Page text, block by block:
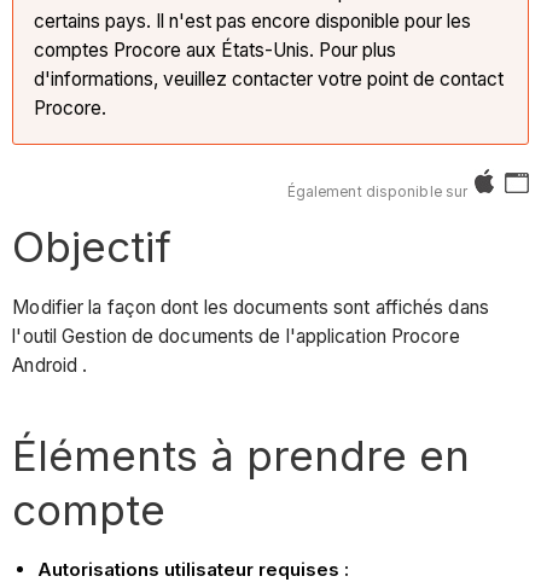
certains pays. Il n'est pas encore disponible pour les
comptes Procore aux États-Unis. Pour plus
d'informations, veuillez contacter votre point de contact
Procore.
Également disponible sur
Objectif
Modifier la façon dont les documents sont affichés dans
l'outil Gestion de documents de l'application Procore
Android .
Éléments à prendre en
compte
Autorisations utilisateur requises :